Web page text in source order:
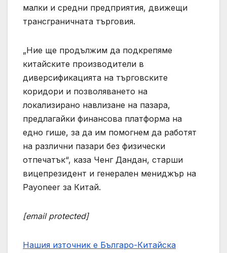
малки и средни предприятия, движещи
трансграничната търговия.
„Ние ще продължим да подкрепяме
китайските производители в
диверсификацията на търговските
коридори и позволяването на
локализирано навлизане на пазара,
предлагайки финансова платформа на
едно гише, за да им помогнем да работят
на различни пазари без физически
отпечатък“, каза Ченг Дандан, старши
вицепрезидент и генерален мениджър на
Payoneer за Китай.
[email protected]
Нашия източник е Българо-Китайска